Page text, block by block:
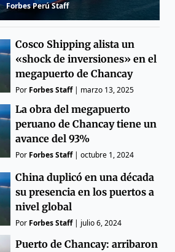
Forbes Perú Staff
Cosco Shipping alista un
«shock de inversiones» en el
megapuerto de Chancay
Por Forbes Staff| marzo 13, 2025
La obra del megapuerto
peruano de Chancay tiene un
avance del 93%
Por Forbes Staff|octubre 1, 2024
China duplicó en una década
su presencia en los puertos a
nivel global
Por Forbes Staff| julio 6, 2024
Puerto de Chancay: arribaron